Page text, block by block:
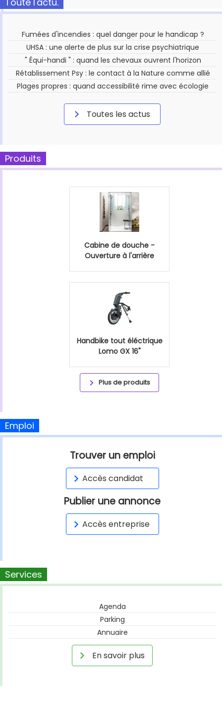
Fumées d'incendies : quel danger pour le handicap ?
UHSA : une alerte de plus sur la crise psychiatrique
" Équi-handi " : quand les chevaux ouvrent l'horizon
Rétablissement Psy : le contact à la Nature comme allié
Plages propres : quand accessibilité rime avec écologie
Toutes les actus
Produits
Cabine de douche -
Ouverture à l'arrière
Handbike tout éléctrique
Lomo GX 16"
Plus de produits
Emploi
Trouver un emploi
Accès candidat
Publier une annonce
Accès entreprise
Services
Agenda
Parking
Annuaire
En savoir plus